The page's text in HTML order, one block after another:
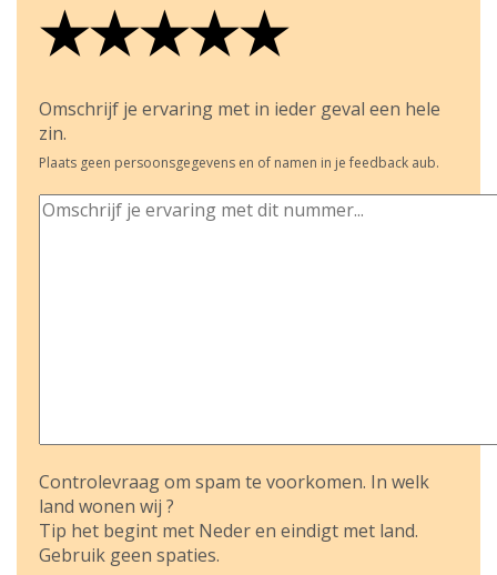
★
★★
★★★
★★★★
★★★★★
Omschrijf je ervaring met in ieder geval een hele
zin.
Plaats geen persoonsgegevens en of namen in je feedback aub.
Controlevraag om spam te voorkomen. In welk
land wonen wij ?
Tip het begint met Neder en eindigt met land.
Gebruik geen spaties.